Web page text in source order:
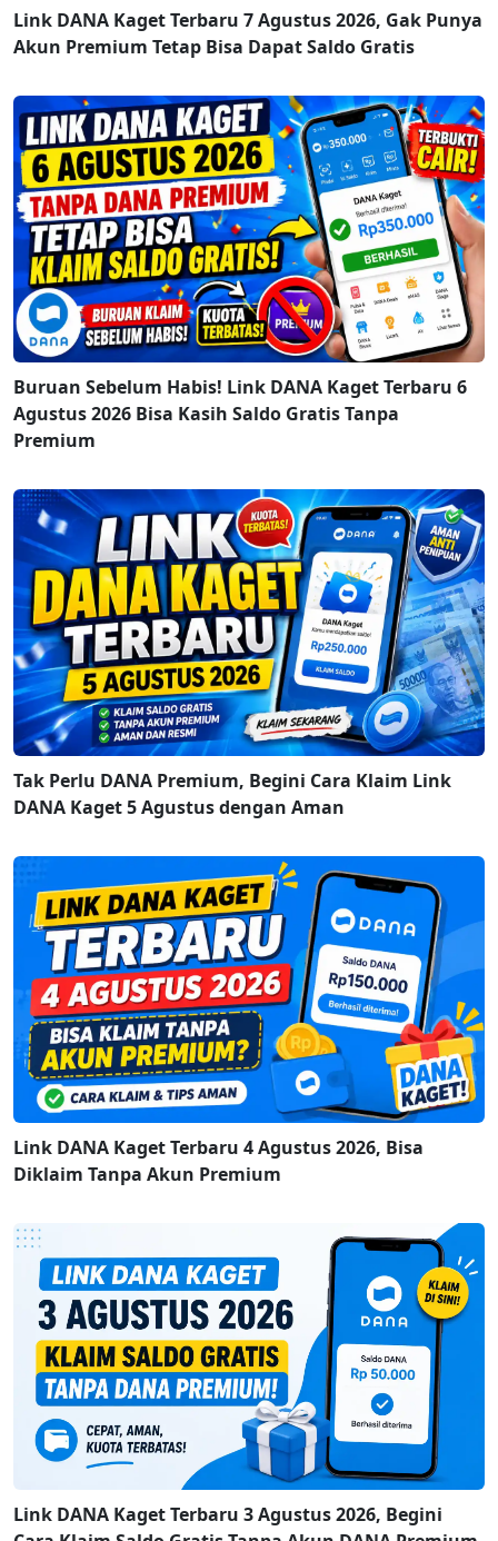
Link DANA Kaget Terbaru 7 Agustus 2026, Gak Punya
Akun Premium Tetap Bisa Dapat Saldo Gratis
Buruan Sebelum Habis! Link DANA Kaget Terbaru 6
Agustus 2026 Bisa Kasih Saldo Gratis Tanpa
Premium
Tak Perlu DANA Premium, Begini Cara Klaim Link
DANA Kaget 5 Agustus dengan Aman
Link DANA Kaget Terbaru 4 Agustus 2026, Bisa
Diklaim Tanpa Akun Premium
Link DANA Kaget Terbaru 3 Agustus 2026, Begini